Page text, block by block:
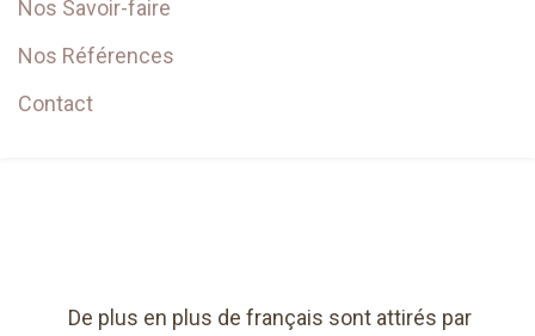
Nos Savoir-faire
Nos Références
Contact
Extension en ossature
De plus en plus de français sont attirés par